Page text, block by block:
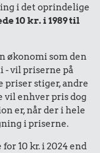
i det oprindelige
10 kr. i 1989 til
økonomi som den
- vil priserne på
priser stiger, andre
vil enhver pris dog
er, når der i hele
i priserne.
10 kr. i 2024 end